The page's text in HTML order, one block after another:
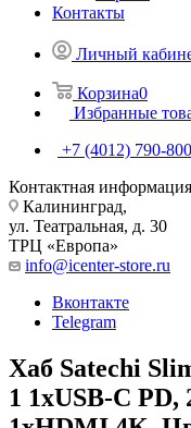
Контакты
Личный
Корзина0
Избранные
+7 (4012) 790-800
Контактная информация
Калининград,
ул. Театральная, д. 30
ТРЦ «Европа»
info@icenter-store.ru
Вконтакте
Telegram
Хаб Satechi
1 1xUSB-C PD,